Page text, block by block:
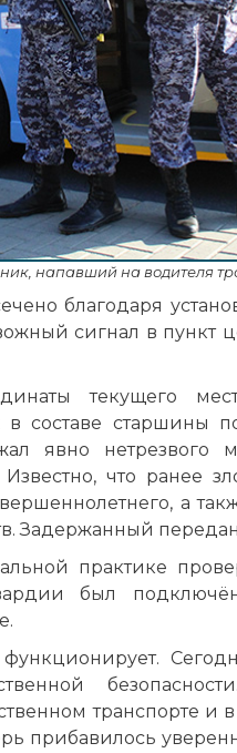
напавший на водителя
благодаря
сигнал в пункт
текущего
составе старшины
явно нетрезвого
что ранее
а
Задержанный
практике
был
транспорте и
прибавилось